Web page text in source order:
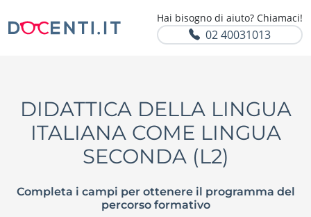
Hai bisogno di aiuto? Chiamaci!
02 40031013
DIDATTICA DELLA LINGUA
ITALIANA COME LINGUA
SECONDA (L2)
Completa i campi per ottenere il programma del
percorso formativo